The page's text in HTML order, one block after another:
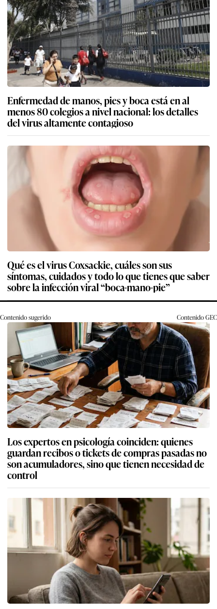
Enfermedad de manos, pies y boca está en al
menos 80 colegios a nivel nacional: los detalles
del virus altamente contagioso
Qué es el virus Coxsackie, cuáles son sus
síntomas, cuidados y todo lo que tienes que saber
sobre la infección viral “boca-mano-pie”
Contenido sugerido ContenidoGEC
Los expertos en psicología coinciden: quienes
guardan recibos o tickets de compras pasadas no
son acumuladores, sino que tienen necesidad de
control